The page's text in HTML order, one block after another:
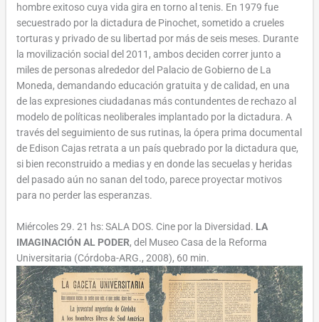
hombre exitoso cuya vida gira en torno al tenis. En 1979 fue
secuestrado por la dictadura de Pinochet, sometido a crueles
torturas y privado de su libertad por más de seis meses. Durante
la movilización social del 2011, ambos deciden correr junto a
miles de personas alrededor del Palacio de Gobierno de La
Moneda, demandando educación gratuita y de calidad, en una
de las expresiones ciudadanas más contundentes de rechazo al
modelo de políticas neoliberales implantado por la dictadura. A
través del seguimiento de sus rutinas, la ópera prima documental
de Edison Cajas retrata a un país quebrado por la dictadura que,
si bien reconstruido a medias y en donde las secuelas y heridas
del pasado aún no sanan del todo, parece proyectar motivos
para no perder las esperanzas.
Miércoles 29. 21 hs: SALA DOS. Cine por la Diversidad. LA
IMAGINACIÓN AL PODER, del Museo Casa de la Reforma
Universitaria (Córdoba-ARG., 2008), 60 min.